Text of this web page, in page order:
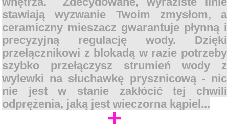
stawiają wyzwanie Twoim zmysłom, a
ceramiczny mieszacz gwarantuje płynną i
precyzyjną regulację wody. Dzięki
przełącznikowi z blokadą w razie potrzeby
szybko przełączysz strumień wody z
wylewki na słuchawkę prysznicową - nic
nie jest w stanie zakłócić tej chwili
odprężenia, jaką jest wieczorna kąpiel...
+